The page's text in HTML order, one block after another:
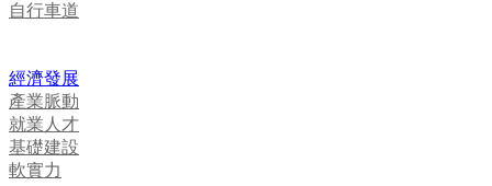
自行車道
經濟發展
產業脈動
就業人才
基礎建設
軟實力